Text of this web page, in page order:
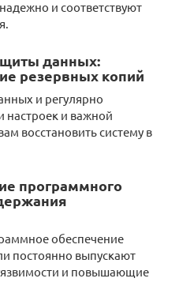
и соответствуют
данных:
резервных копий
и регулярно
настроек и важной
восстановить систему в
программного
обеспечение
постоянно выпускают
и повышающие